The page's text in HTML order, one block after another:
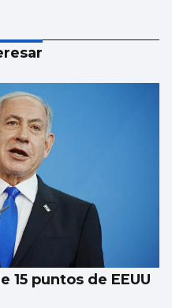
15 puntos de EEUU